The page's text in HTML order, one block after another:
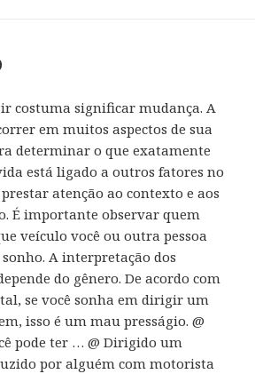
costuma significar mudança. A
em muitos aspectos de sua
determinar o que exatamente
está ligado a outros fatores no
atenção ao contexto e aos
É importante observar quem
veículo você ou outra pessoa
A interpretação dos
do gênero. De acordo com
se você sonha em dirigir um
isso é um mau presságio. @
pode ter … @ Dirigido um
por alguém com motorista